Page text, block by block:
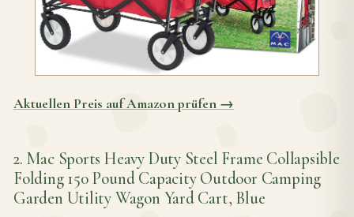
Aktuellen Preis auf Amazon prüfen →
2. Mac Sports Heavy Duty Steel Frame Collapsible
Folding 150 Pound Capacity Outdoor Camping
Garden Utility Wagon Yard Cart, Blue